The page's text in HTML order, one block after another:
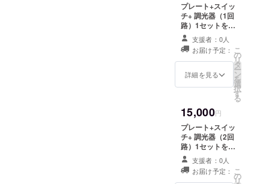
プレート+スイッ
チ+ 調光器（1回
路）1セットをお
送りします。
（送料込み） ス
イッチの色を選
択して下さい。
（有資格者によ
バー / B:ブラッ
ク/ G:グリーン/
Y:イエロー】 ※
お届けは2012年
12月を予定して
います。
支援者：0人
お届け予定：
詳細を見る
こ
の
リ
タ
ー
ン
を
選
択
す
る
15,000円
プレート+スイッ
チ+ 調光器（2回
路）1セットをお
送りします。
（送料込み） ス
イッチの色の組
支援者：0人
お届け予定： こ
の
リ